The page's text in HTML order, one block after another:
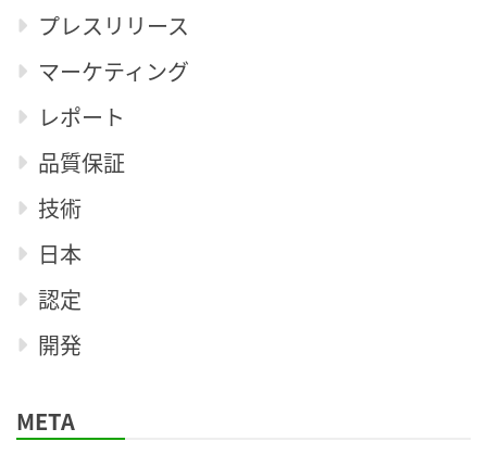
プレスリリース
マーケティング
レポート
品質保証
技術
日本
認定
開発
META